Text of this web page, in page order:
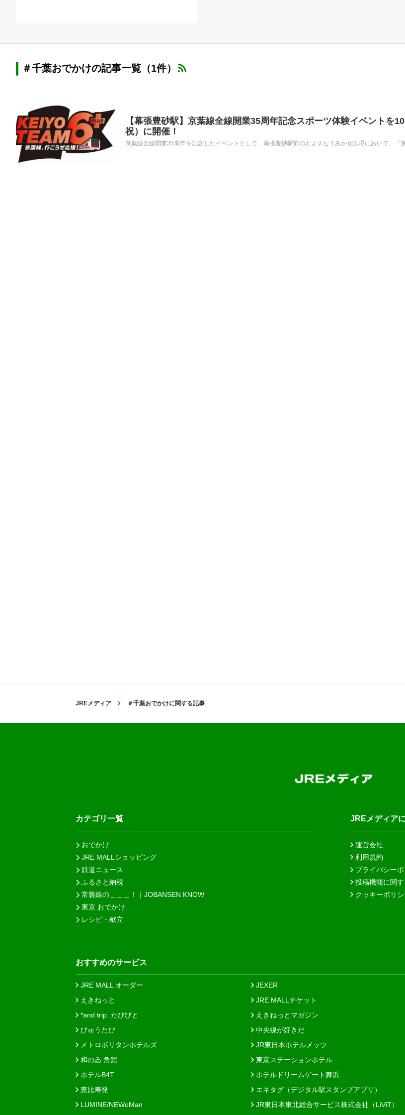
＃千葉おでかけの記事一覧（1件）
【幕張豊砂駅】京葉線全線開業35周年記念スポーツ体験イベントを
祝）に開催！
京葉線全線開業35周年を記念したイベントとして、幕張豊砂駅前のとよすなうみかぜ広場において、「
JREメディア ＃千葉おでかけに関する記事
カテゴリ一覧
おでかけ
JRE MALLショッピング
鉄道ニュース
ふるさと納税
常磐線の＿＿＿！｜JOBANSEN KNOW
東京 おでかけ
レシピ・献立
JREメディア
運営会社
利用規約
プライバシーポ
投稿機能に関す
クッキーポリシ
おすすめのサービス
JRE MALL オーダー JEXER
えきねっと
JRE MALLチケット
*and trip. たびびと
えきねっとマガジン
びゅうたび
中央線が好きだ
メトロポリタンホテルズ
JR東日本ホテルメッツ
和のゐ 角館
東京ステーションホテル
ホテルB4T
ホテルドリームゲート舞浜
恵比寿発
エキタグ（デジタル駅スタンプアプリ）
LUMINE/NEWoMan
JR東日本東北総合サービス株式会社（LiViT）